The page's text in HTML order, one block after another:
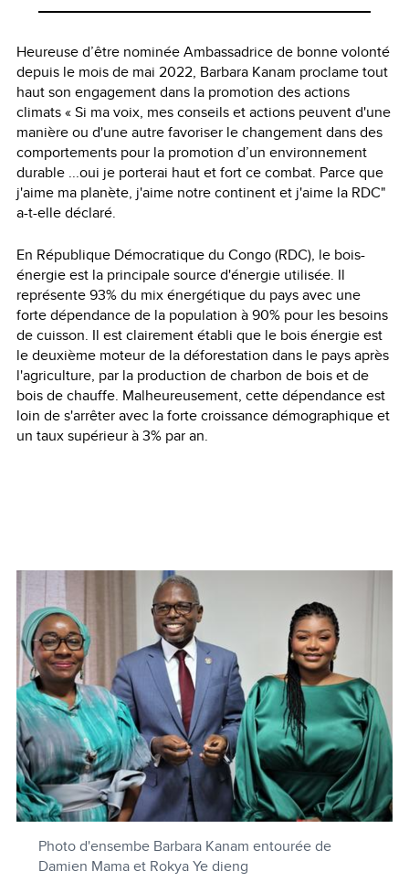
Heureuse d’être nominée Ambassadrice de bonne volonté
depuis le mois de mai 2022, Barbara Kanam proclame tout
haut son engagement dans la promotion des actions
climats « Si ma voix, mes conseils et actions peuvent d'une
manière ou d'une autre favoriser le changement dans des
comportements pour la promotion d’un environnement
durable ...oui je porterai haut et fort ce combat. Parce que
j'aime ma planète, j'aime notre continent et j'aime la RDC"
a-t-elle déclaré.
En République Démocratique du Congo (RDC), le bois-
énergie est la principale source d'énergie utilisée. Il
représente 93% du mix énergétique du pays avec une
forte dépendance de la population à 90% pour les besoins
de cuisson. Il est clairement établi que le bois énergie est
le deuxième moteur de la déforestation dans le pays après
l'agriculture, par la production de charbon de bois et de
bois de chauffe. Malheureusement, cette dépendance est
loin de s'arrêter avec la forte croissance démographique et
un taux supérieur à 3% par an.
Photo d'ensembe Barbara Kanam entourée de
Damien Mama et Rokya Ye dieng